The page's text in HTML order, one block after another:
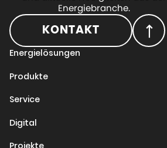
Energiebranche.
KONTAKT
Energielösungen
Produkte
Service
Digital
Projekte